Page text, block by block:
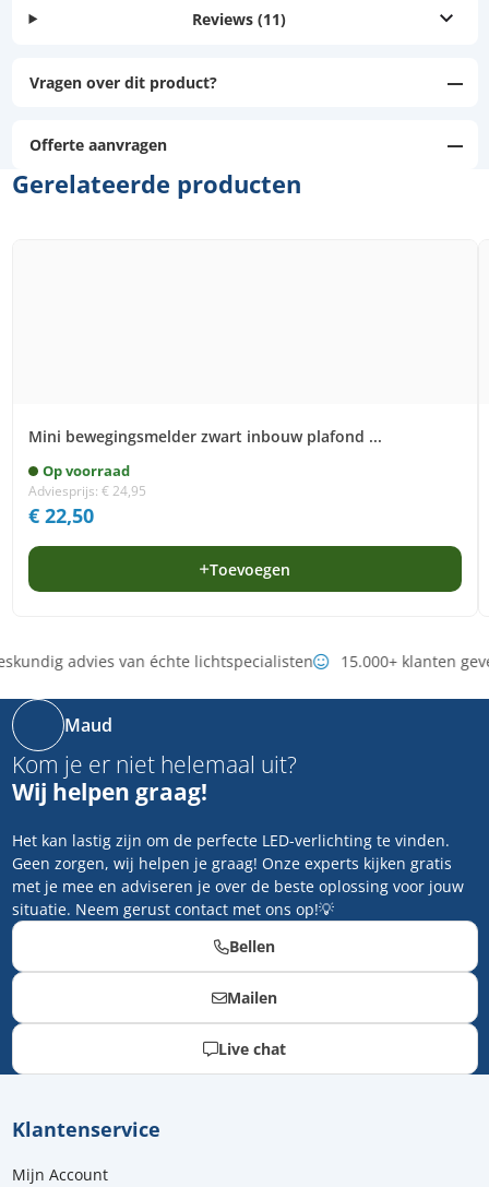
Reviews (11)
Vragen over dit product?
Offerte aanvragen
Gerelateerde producten
Mini bewegingsmelder zwart inbouw plafond ...
Op voorraad
Adviesprijs: €24,95
€22,50
Toevoegen
advies van échte lichtspecialisten 15.000+ klanten
Maud
Kom je er niet helemaal uit?
Wij helpen graag!
Het kan lastig zijn om de perfecte LED-verlichting te vinden.
Geen zorgen, wij helpen je graag! Onze experts kijken gratis
met je mee en adviseren je over de beste oplossing voor jouw
situatie. Neem gerust contact met ons op!💡
Bellen
Mailen
Live chat
Klantenservice
Mijn Account